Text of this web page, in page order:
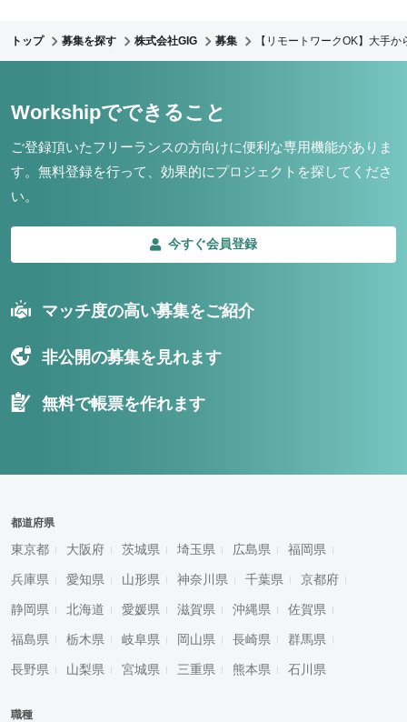
トップ 募集を探す 株式会社GIG 募集 【リモートワークOK】大手
Workshipでできること
ご登録頂いたフリーランスの方向けに便利な専用機能がありま
す。 無料登録を行って、効果的にプロジェクトを探してくださ
い。
今すぐ会員登録
マッチ度の高い募集をご紹介
非公開の募集を見れます
無料で帳票を作れます
都道府県
東京都 大阪府 茨城県 埼玉県 広島県 福岡県
兵庫県 愛知県 山形県 神奈川県 千葉県 京都府
静岡県 北海道 愛媛県 滋賀県 沖縄県 佐賀県
福島県 栃木県 岐阜県 岡山県 長崎県 群馬県
長野県 山梨県 宮城県 三重県 熊本県 石川県
職種